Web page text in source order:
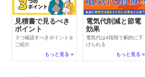
見積書で見るべき
ポイント
３つ確認すべきポイントを
ご紹介
もっと見る »
電気代削減と節電
効果
電気代は4段階で劇的に下
げられる
もっと見る »